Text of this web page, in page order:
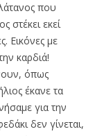
που
στέκει εκεί
Εικόνες με
καρδιά!
όπως
έκανε τα
για την
δεν γίνεται,